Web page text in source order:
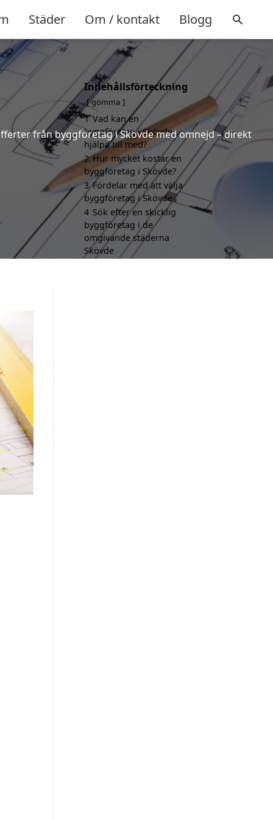
Städer Om / kontakt Blogg
från byggföretag i Skövde med omnejd – direkt
Innehållsförteckning
gömma
1 Vad kan en
byggföretag i Skövde
hjälpa till med?
2 Hur mycket kostar en
byggföretag i Skövde?
3 Fördelar med att välja
byggföretag i Skövde
4 Sök efter en skicklig
byggföretag i de
omgivande städerna
Skövde